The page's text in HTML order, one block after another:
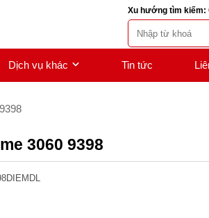
Xu hướng tìm kiếm:
Dịch vụ khác Tin tức
3060 9398